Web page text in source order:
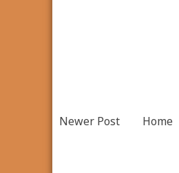
Newer Post Home